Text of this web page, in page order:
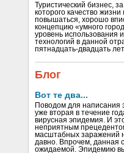
Туристический бизнес,
которого качество
повышаться, хорошо
концепцию «умного
уровень использования
технологий в данной
пятнадцать-двадцать
Блог
Вот те два...
Поводом для написания
уже вторая в течение
вирусная эпидемия. И
неприятным
масштабных заражений
давно. Впрочем, данная
ожидаемой. Эпидемию